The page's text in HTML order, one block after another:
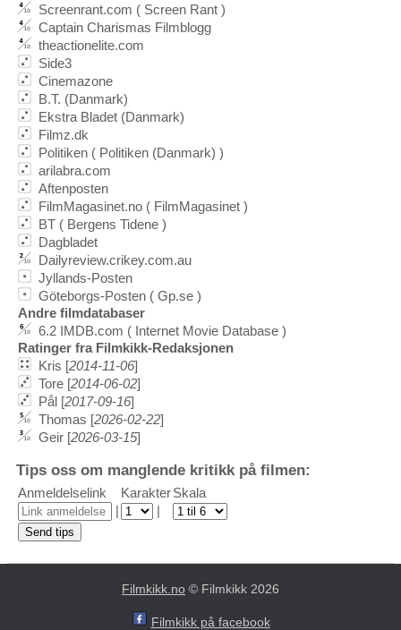
Screenrant.com ( Screen Rant )
Captain Charismas Filmblogg
theactionelite.com
Side3
Cinemazone
B.T. (Danmark)
Ekstra Bladet (Danmark)
Filmz.dk
Politiken ( Politiken (Danmark) )
arilabra.com
Aftenposten
FilmMagasinet.no ( FilmMagasinet )
BT ( Bergens Tidene )
Dagbladet
Dailyreview.crikey.com.au
Jyllands-Posten
Göteborgs-Posten ( Gp.se )
Andre filmdatabaser
6.2 IMDB.com ( Internet Movie Database )
Ratinger fra Filmkikk-Redaksjonen
Kris [2014-11-06]
Tore [2014-06-02]
Pål [2017-09-16]
Thomas [2026-02-22]
Geir [2026-03-15]
Tips oss om manglende kritikk på filmen:
Anmeldelselink KarakterSkala
|
|
Filmkikk.no © Filmkikk 2026
Filmkikk på facebook